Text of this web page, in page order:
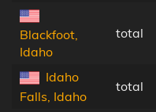
Blackfoot,
Idaho
total
Idaho
Falls, Idaho
total